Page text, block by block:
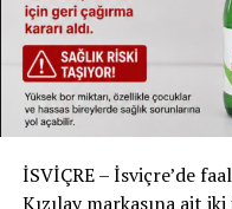
Mülk Sahipleri
kırıklığı yaşadı
üzerindeki
Yurt Dışındaki
Değişiklikler, yurt
İSVİÇRE – İsviçre’de
Kızılay markasına ait